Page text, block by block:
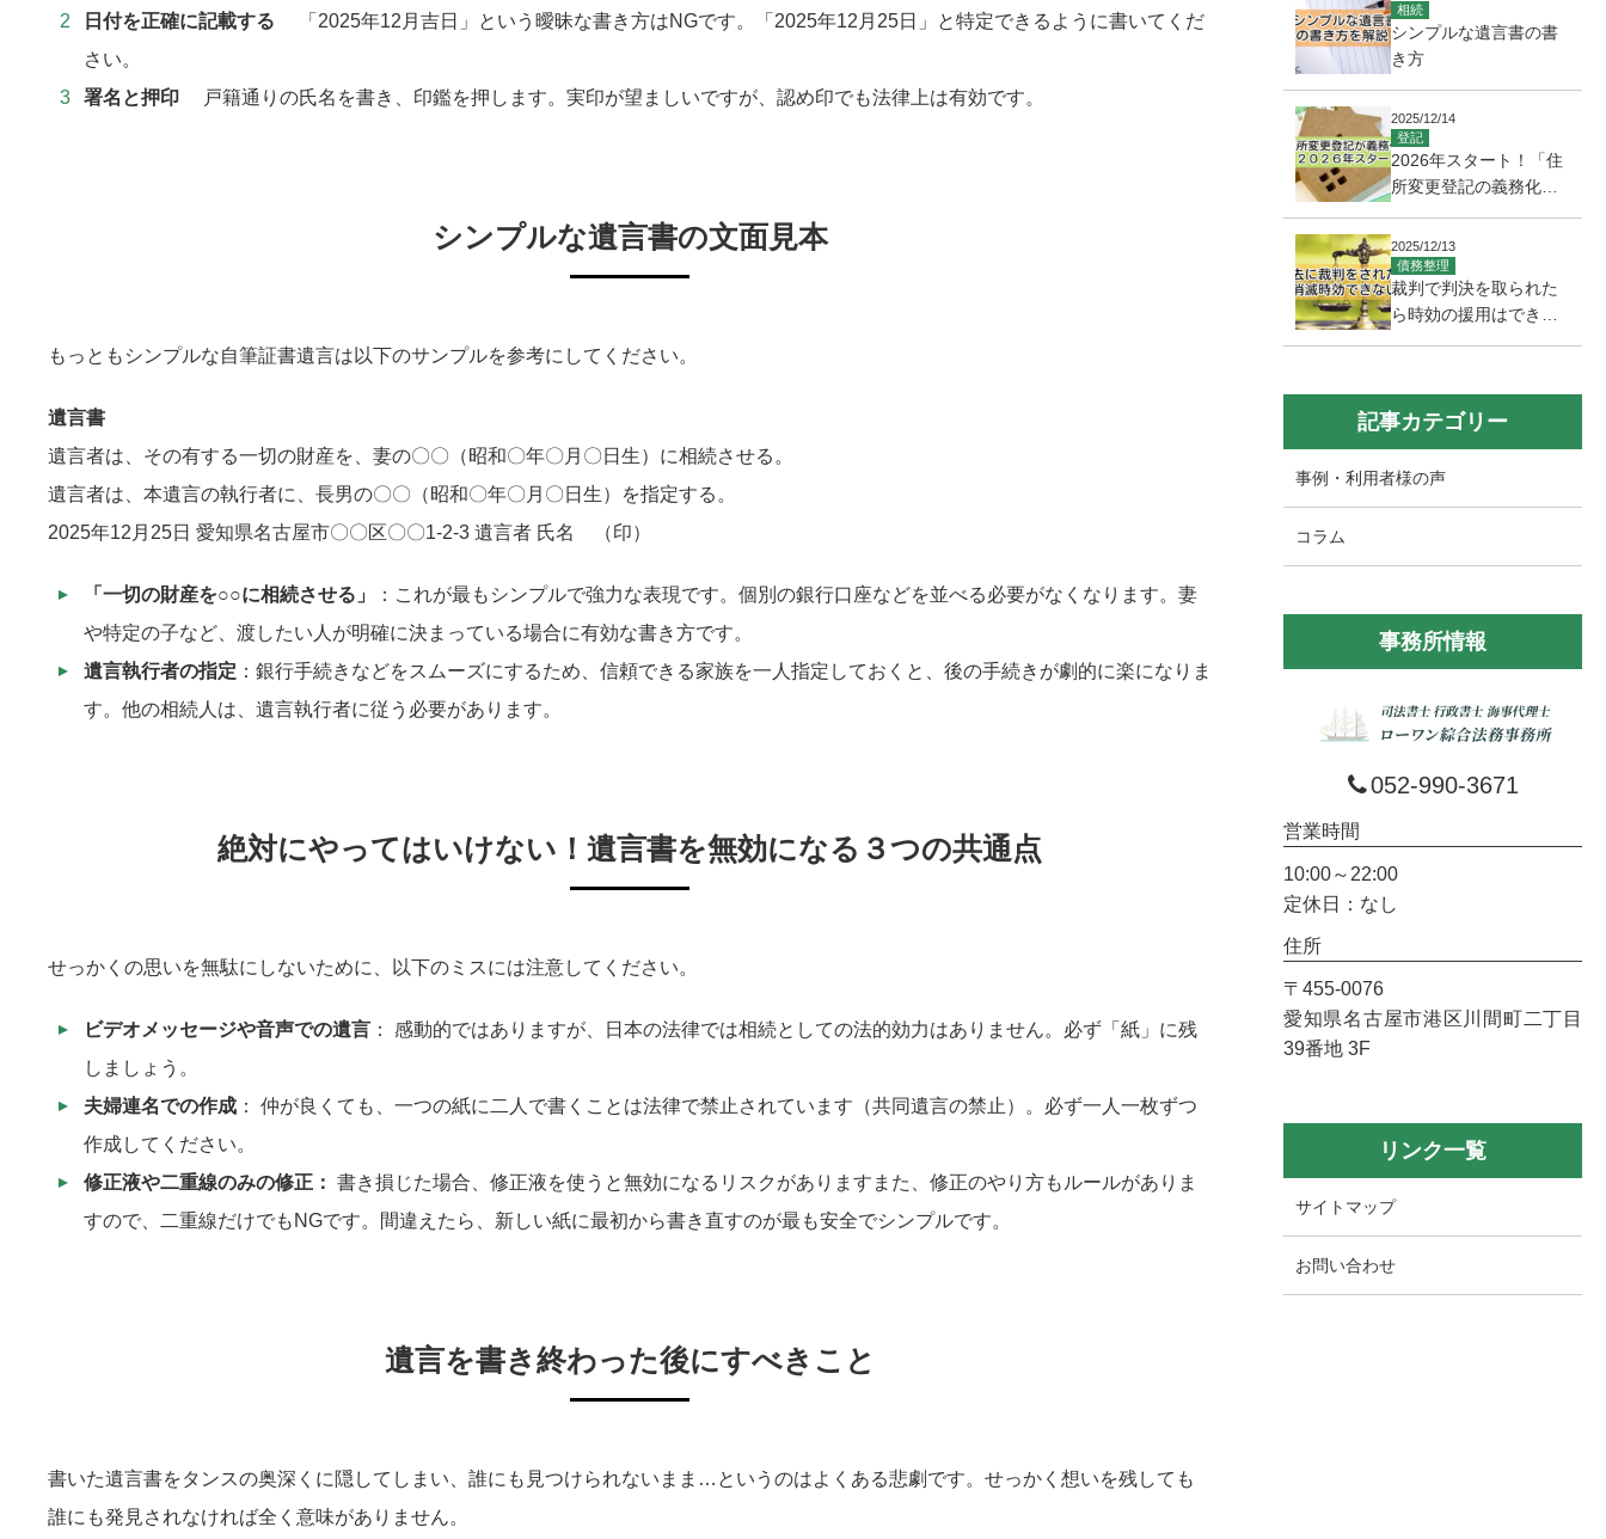
日付を正確に記載する 「2025年12月吉日」という曖昧な書き方はNGです。「2025年12月25日」と特定できるように書いてくだ
さい。
署名と押印 戸籍通りの氏名を書き、印鑑を押します。実印が望ましいですが、認め印でも法律上は有効です。
シンプルな遺言書の文面見本
もっともシンプルな自筆証書遺言は以下のサンプルを参考にしてください。
遺言書
遺言者は、その有する一切の財産を、妻の〇〇（昭和〇年〇月〇日生）に相続させる。
遺言者は、本遺言の執行者に、長男の〇〇（昭和〇年〇月〇日生）を指定する。
2025年12月25日 愛知県名古屋市〇〇区〇〇1-2-3 遺言者 氏名 （印）
「一切の財産を○○に相続させる」
：これが最もシンプルで強力な表現です。個別の銀行口座などを並べる必要がなくなります。妻
や特定の子など、渡したい人が明確に決まっている場合に有効な書き方です。
遺言執行者の指定 ：銀行手続きなどをスムーズにするため、信頼できる家族を一人指定しておくと、後の手続きが劇的に楽になりま
す。他の相続人は、遺言執行者に従う必要があります。
絶対にやってはいけない！遺言書を無効になる３つの共通点
せっかくの思いを無駄にしないために、以下のミスには注意してください。
ビデオメッセージや音声での遺言 ： 感動的ではありますが、日本の法律では相続としての法的効力はありません。必ず「紙」に残
しましょう。
夫婦連名での作成 ： 仲が良くても、一つの紙に二人で書くことは法律で禁止されています（共同遺言の禁止）。必ず一人一枚ずつ
作成してください。
修正液や二重線のみの修正： 書き損じた場合、修正液を使うと無効になるリスクがありますまた、修正のやり方もルールがありま
すので、二重線だけでもNGです。間違えたら、新しい紙に最初から書き直すのが最も安全でシンプルです。
遺言を書き終わった後にすべきこと
書いた遺言書をタンスの奥深くに隠してしまい、誰にも見つけられないまま…というのはよくある悲劇です。せっかく想いを残しても
誰にも発見されなければ全く意味がありません。
相続
シンプルな遺言書の書
き方
2025/12/14
登記
2026年スタート！「住
所変更登記の義務化」
続き方法を司法書士が
解説
2025/12/13
債務整理
裁判で判決を取られた
ら時効の援用はできな
記事カテゴリー
事例・利用者様の声
コラム
事務所情報
052-990-3671
営業時間
10:00～22:00
定休日：なし
住所
〒455-0076
愛知県名古屋市港区川間町二丁目
39番地 3F
リンク一覧
サイトマップ
お問い合わせ